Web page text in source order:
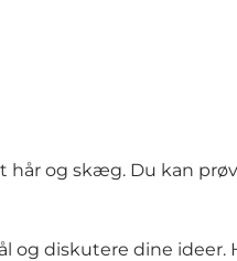
og skæg. Du kan
diskutere dine